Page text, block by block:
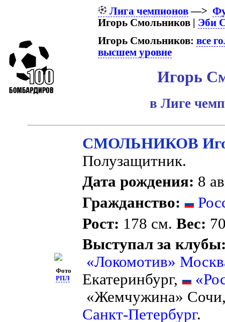
Лига чемпионов—>
Игорь Смольников | Эби
Игорь Смольников: все
высшем уровне
Игорь
в Лиге
Фото
РПЛ
СМОЛЬНИКОВ
Полузащитник.
Дата рождения: 8
Гражданство:
Рост: 178 см.Вес:
Выступал за
«Локомотив»
Екатеринбург,
«Жемчужина»
Санкт-Петербург.